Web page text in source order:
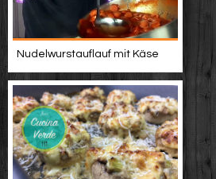
Nudelwurstauflauf mit Käse